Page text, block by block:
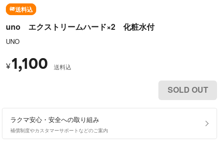
送料込
uno エクストリームハード×2 化粧水付
UNO
¥1,100 送料込
SOLD OUT
ラクマ安心・安全への取り組み
補償制度やカスタマーサポートなどのご案内